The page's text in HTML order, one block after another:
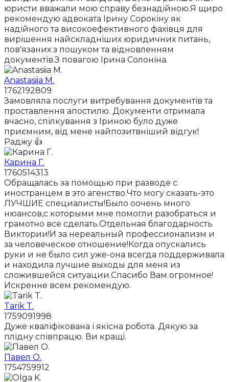
юристи вважали мою справу безнадійною.Я щиро
рекомендую адвоката Ірину Сорокіну як
надійного та високоефективного фахівця для
вирішення найскладніших юридичних питань,
пов'язаних з пошуком та відновленням
документів.З повагою Ірина Солоніна.
Anastasiia M.
1762192809
Замовляла послуги витребування документів та
проставлення апостилю. Документи отримала
вчасно, спілкування з Іриною було дуже
приємним, від мене найпозитвніший відгук!
Раджу 👍
Карина Г.
1760514313
Обращалась за помощью при разводе с
иностранцем в это агенство.Что могу сказать-это
ЛУЧШИЕ специалисты!Было оочень много
нюансов,с которыми мне помогли разобраться и
грамотно все сделать.Отдельная благодарность
Виктории!И за нереальный профессионализм и
за человеческое отношение!Когда опускались
руки и не было сил уже-она всегда поддерживала
и находила лучшие выходы для меня из
сложившейся ситуации.Спасибо Вам огромное!
Искренне всем рекомендую.
Tarik T.
1759091998
Дуже кваліфікована і якісна робота. Дякую за
плідну співпрацю. Ви кращі.
Павел О.
1754759912